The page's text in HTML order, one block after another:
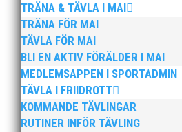
TRÄNA & TÄVLA I MAI
TRÄNA FÖR MAI
TÄVLA FÖR MAI
BLI EN AKTIV FÖRÄLDER I MAI
MEDLEMSAPPEN I SPORTADMIN
TÄVLA I FRIIDROTT
KOMMANDE TÄVLINGAR
RUTINER INFÖR TÄVLING